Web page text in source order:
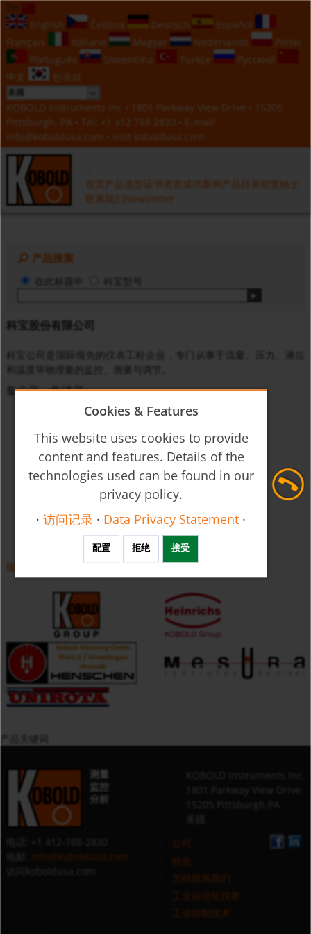
English
Čeština Deutsch
Español
Français
Italiano Magyar Nederlands
Polski
Português
Slovenčina Türkçe
Русский
中文
한국의
KOBOLD Instruments Inc • 1801 Parkway View Drive • 15205
Pittsburgh, PA • Tel:
+1 412 788 2830 • E-mail:
info@koboldusa.com • visit koboldusa.com
首页 产品选型 证书资质 成功案例 产品目录 招贤纳士
联系我们 Newsletter
产品搜索
在此标题中 科宝型号
科宝股份有限公司
科宝公司是国际领先的仪表工程企业，专门从事于流量、压力、液位
和温度等物理量的监控、测量与调节。
集尘器，集渣器
磁性过滤器 MFR
测量
监控
分析
info@koboldusa.com
转化
怎样联系我们
工业自动化仪表
工业控制技术
Cookies & Features
This website uses cookies to provide
content and features. Details of the
technologies used can be found in our
privacy policy.
·访问记录 · Data Privacy Statement ·
配置 拒绝 接受